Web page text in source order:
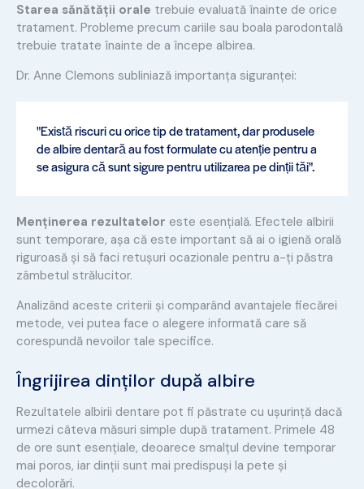
Starea sănătății orale trebuie evaluată înainte de orice
tratament. Probleme precum cariile sau boala parodontală
trebuie tratate înainte de a începe albirea.
Dr. Anne Clemons subliniază importanța siguranței:
"Există riscuri cu orice tip de tratament, dar produsele
de albire dentară au fost formulate cu atenție pentru a
se asigura că sunt sigure pentru utilizarea pe dinții tăi".
Menținerea rezultatelor este esențială. Efectele albirii
sunt temporare, așa că este important să ai o igienă orală
riguroasă și să faci retușuri ocazionale pentru a-ți păstra
zâmbetul strălucitor.
Analizând aceste criterii și comparând avantajele fiecărei
metode, vei putea face o alegere informată care să
corespundă nevoilor tale specifice.
Îngrijirea dinților după albire
Rezultatele albirii dentare pot fi păstrate cu ușurință dacă
urmezi câteva măsuri simple după tratament. Primele 48
de ore sunt esențiale, deoarece smalțul devine temporar
mai poros, iar dinții sunt mai predispuși la pete și
decolorări.